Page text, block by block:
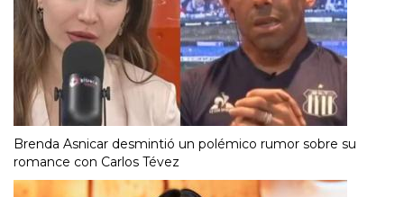
Brenda Asnicar desmintió un polémico rumor sobre su
romance con Carlos Tévez